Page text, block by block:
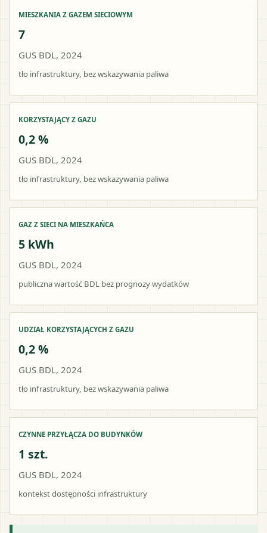
MIESZKANIA Z GAZEM SIECIOWYM
7
GUS BDL, 2024
tło infrastruktury, bez wskazywania paliwa
KORZYSTAJĄCY Z GAZU
0,2 %
GUS BDL, 2024
tło infrastruktury, bez wskazywania paliwa
GAZ Z SIECI NA MIESZKAŃCA
5 kWh
GUS BDL, 2024
publiczna wartość BDL bez prognozy wydatków
UDZIAŁ KORZYSTAJĄCYCH Z GAZU
0,2 %
GUS BDL, 2024
tło infrastruktury, bez wskazywania paliwa
CZYNNE PRZYŁĄCZA DO BUDYNKÓW
1 szt.
GUS BDL, 2024
kontekst dostępności infrastruktury